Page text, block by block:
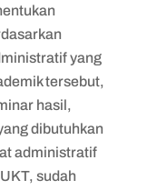
yang
tersebut,
hasil,
dibutuhkan
administratif
sudah